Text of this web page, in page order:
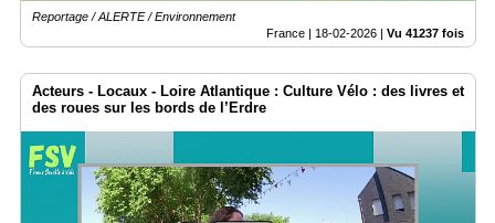
Reportage / ALERTE / Environnement
France | 18-02-2026 Vu 41237 fois
Acteurs - Locaux - Loire Atlantique : Culture Vélo : des livres et
des roues sur les bords de l’Erdre